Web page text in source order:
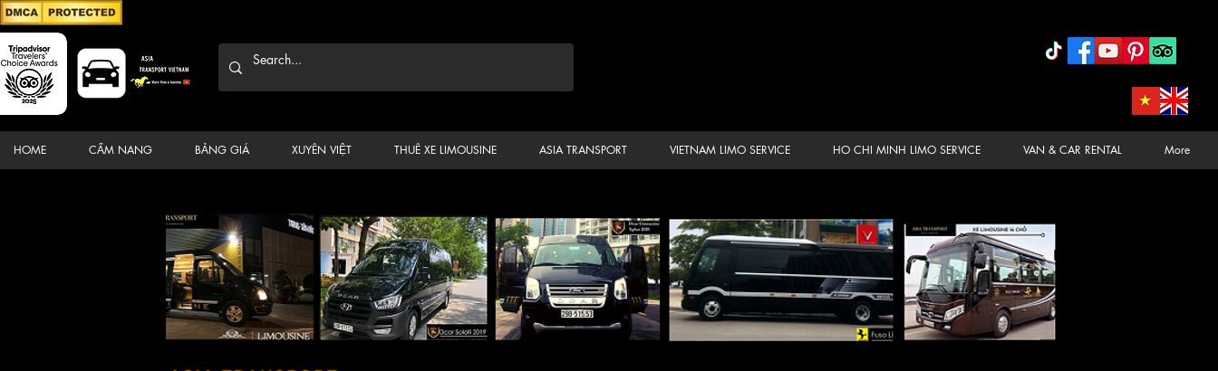
HOME CẨM NANG BẢNG GIÁ XUYÊN VIỆT THUÊ XE LIMOUSINE ASIA TRANSPORT VIETNAM LIMO SERVICE HO CHI MINH LIMO SERVICE VAN & CAR RENTAL More